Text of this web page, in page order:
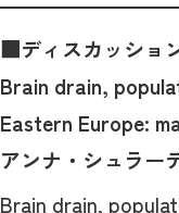
■ディスカッショ
Brain drain,
Eastern Europe:
アンナ・シュラー
Brain drain,